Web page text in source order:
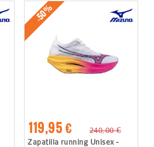
-50%
119,95 €
240,00 €
Zapatilla running Unisex -